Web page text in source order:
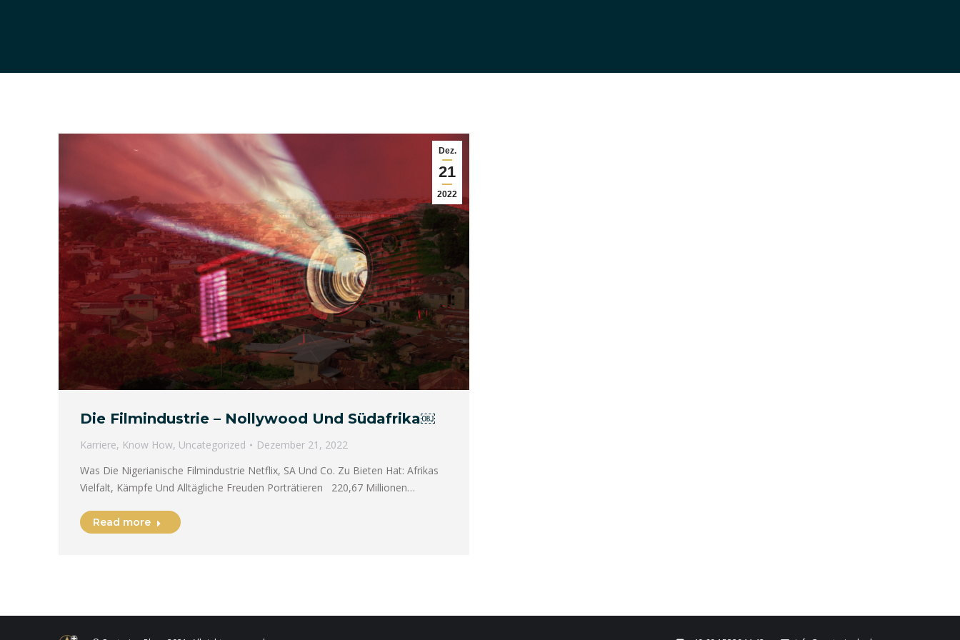
Dez.
21
2022
Die Filmindustrie – Nollywood Und Südafrika￼
Karriere, Know How, Uncategorized
Dezember 21, 2022
Was Die Nigerianische Filmindustrie Netflix, SA Und Co. Zu Bieten Hat: Afrikas
Vielfalt, Kämpfe Und Alltägliche Freuden Porträtieren 220,67 Millionen…
Read more